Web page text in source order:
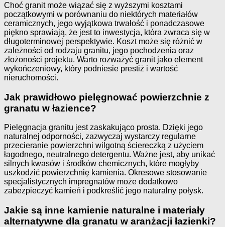
Choć granit może wiązać się z wyższymi kosztami
początkowymi w porównaniu do niektórych materiałów
ceramicznych, jego wyjątkowa trwałość i ponadczasowe
piękno sprawiają, że jest to inwestycja, która zwraca się w
długoterminowej perspektywie. Koszt może się różnić w
zależności od rodzaju granitu, jego pochodzenia oraz
złożoności projektu. Warto rozważyć granit jako element
wykończeniowy, który podniesie prestiż i wartość
nieruchomości.
Jak prawidłowo pielęgnować powierzchnie z
granatu w łazience?
Pielęgnacja granitu jest zaskakująco prosta. Dzięki jego
naturalnej odporności, zazwyczaj wystarczy regularne
przecieranie powierzchni wilgotną ściereczką z użyciem
łagodnego, neutralnego detergentu. Ważne jest, aby unikać
silnych kwasów i środków chemicznych, które mogłyby
uszkodzić powierzchnię kamienia. Okresowe stosowanie
specjalistycznych impregnatów może dodatkowo
zabezpieczyć kamień i podkreślić jego naturalny połysk.
Jakie są inne kamienie naturalne i materiały
alternatywne dla granatu w aranżacji łazienki?